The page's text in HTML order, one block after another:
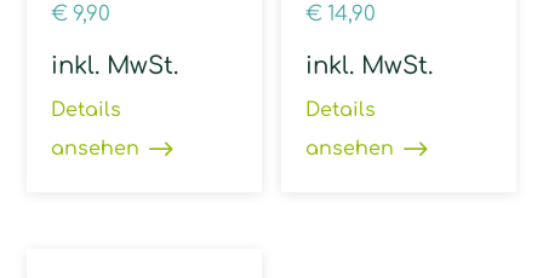
€ 9,90
inkl. MwSt.
Details
ansehen
€ 14,90
inkl. MwSt.
Details
ansehen